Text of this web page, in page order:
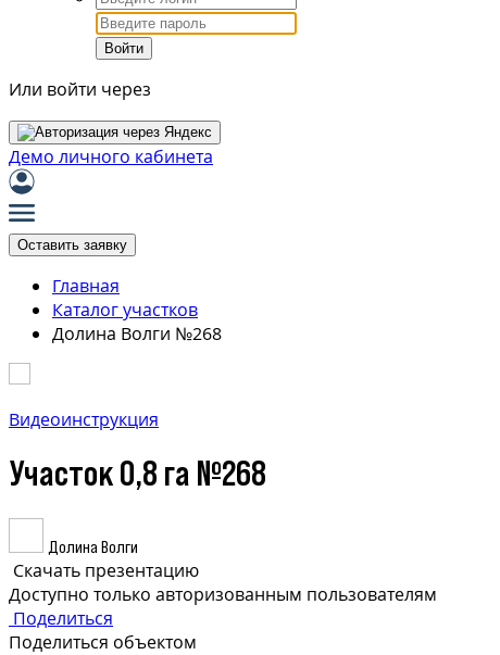
Войти
Или войти через
Демо личного кабинета
Оставить заявку
Главная
Каталог участков
Долина Волги №268
Видеоинструкция
Участок 0,8 га №268
Долина Волги
Скачать презентацию
Доступно только авторизованным пользователям
Поделиться
Поделиться объектом